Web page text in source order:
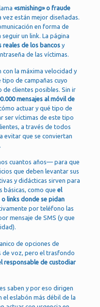
«smishing» o fraude
vez están mejor diseñadas.
en forma de
un link. La página
reales de los bancos y
de las víctimas.
con la máxima velocidad y
de campañas cuyo
de clientes posibles. Sin ir
mensajes al móvil de
actuar y qué tipo de
ser víctimas de este tipo
a través de todos
evitar que se conviertan
cuantos años— para que
que deben levantar sus
y didácticas sirven para
básicas, como que el
o links donde se pidan
por teléfono las
mensaje de SMS (y que
de opciones de
de voz, pero el trasfondo
responsable de custodiar
saben y por eso dirigen
el eslabón más débil de la